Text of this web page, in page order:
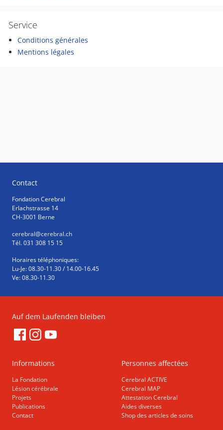
Service
Conditions générales
Mentions légales
Contact
Fondation Cerebral
Erlachstrasse 14
CH-3001 Berne
cerebral@cerebral.ch
Tél. 031 308 15 15
Horaires téléphoniques:
Lu-Je: 08.30-11.30 / 14.00-16.45
Ve: 08.30-11.30
Auf dem Laufenden bleiben
Informations
La Fondation
Lésion cérébrale
Projets
Publications
Contact
Personnes affectées
Cerebral ACTIVE
Cerebral MAP
Attestation Cerebral
Aides diverses
Shop des articles de soins